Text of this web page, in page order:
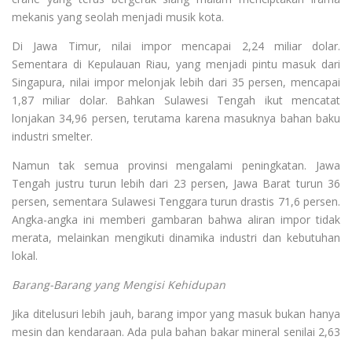
mekanis yang seolah menjadi musik kota.
Di Jawa Timur, nilai impor mencapai 2,24 miliar dolar.
Sementara di Kepulauan Riau, yang menjadi pintu masuk dari
Singapura, nilai impor melonjak lebih dari 35 persen, mencapai
1,87 miliar dolar. Bahkan Sulawesi Tengah ikut mencatat
lonjakan 34,96 persen, terutama karena masuknya bahan baku
industri smelter.
Namun tak semua provinsi mengalami peningkatan. Jawa
Tengah justru turun lebih dari 23 persen, Jawa Barat turun 36
persen, sementara Sulawesi Tenggara turun drastis 71,6 persen.
Angka-angka ini memberi gambaran bahwa aliran impor tidak
merata, melainkan mengikuti dinamika industri dan kebutuhan
lokal.
Barang-Barang yang Mengisi Kehidupan
Jika ditelusuri lebih jauh, barang impor yang masuk bukan hanya
mesin dan kendaraan. Ada pula bahan bakar mineral senilai 2,63